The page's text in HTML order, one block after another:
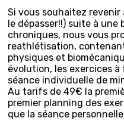
Si vous souhaitez
le dépasser!!) suite à une
chroniques, nous vous
reathlétisation,
physiques et
évolution, les exercices
séance individuelle de
Au tarifs de 49€ la
premier planning des
que la séance